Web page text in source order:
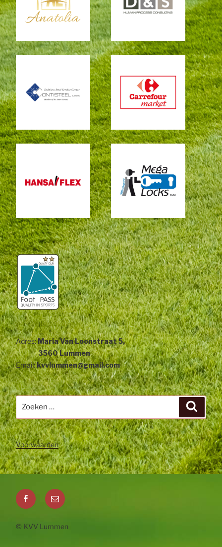
Adres:Maria Van Loonstraat 5,
3560 Lummen
Email:kvvlummen@gmail.com
Zoeken
naar:
Voorwaarden
FacebookEmail
© KVV Lummen